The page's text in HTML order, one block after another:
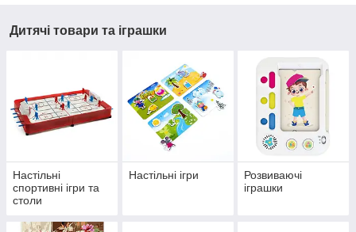
Дитячі товари та іграшки
Настільні
спортивні ігри та
столи
Настільні ігри
Розвиваючі
іграшки